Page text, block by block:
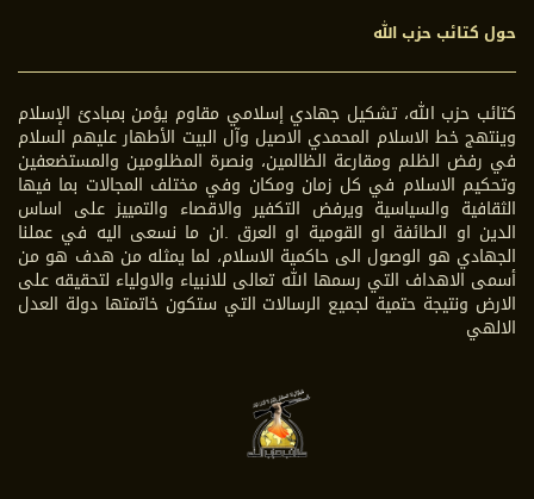
حول كتائب حزب الله
كتائب حزب الله، تشكيل جهادي إسلامي مقاوم يؤمن بمبادئ الإسلام
وينتهج خط الاسلام المحمدي الاصيل وآل البيت الأطهار عليهم السلام
في رفض الظلم ومقارعة الظالمين، ونصرة المظلومين والمستضعفين
وتحكيم الاسلام في كل زمان ومكان وفي مختلف المجالات بما فيها
الثقافية والسياسية ويرفض التكفير والاقصاء والتمييز على اساس
الدين او الطائفة او القومية او العرق .ان ما نسعى اليه في عملنا
الجهادي هو الوصول الى حاكمية الاسلام، لما يمثله من هدف هو من
أسمى الاهداف التي رسمها الله تعالى للانبياء والاولياء لتحقيقه على
الارض ونتيجة حتمية لجميع الرسالات التي ستكون خاتمتها دولة العدل
الالهي